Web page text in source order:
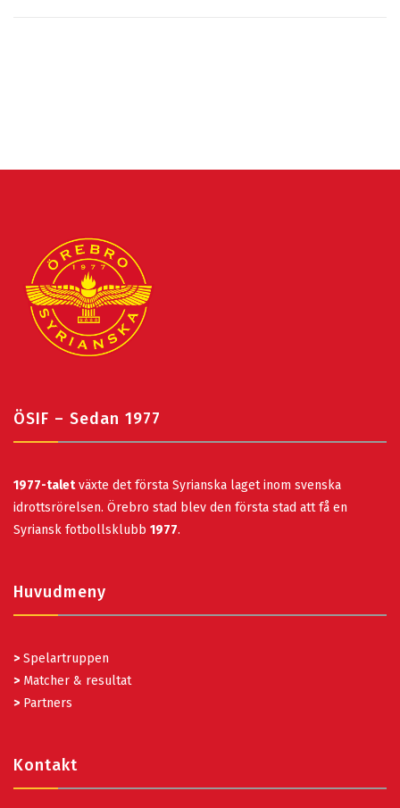
ÖSIF – Sedan 1977
1977-taletväxte det första Syrianska laget inom svenska
idrottsrörelsen. Örebro stad blev den första stad att få en
Syriansk fotbollsklubb 1977.
Huvudmeny
> Spelartruppen
> Matcher & resultat
> Partners
Kontakt